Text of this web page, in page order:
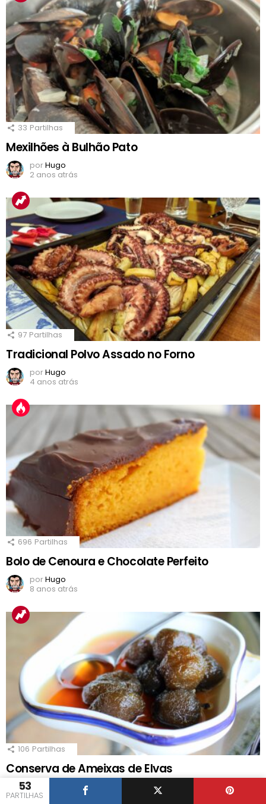
53
PARTILHAS
33 Partilhas
Mexilhões à Bulhão Pato
porHugo
2 anos atrás
97 Partilhas
Tradicional Polvo Assado no Forno
porHugo
4 anos atrás
696 Partilhas
Bolo de Cenoura e Chocolate Perfeito
porHugo
8 anos atrás
106 Partilhas
Conserva de Ameixas de Elvas
por
3 anos atrás